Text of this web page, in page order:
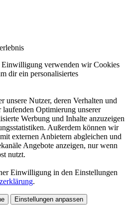
verwenden wir Cookies
dir ein personalisiertes
unsere Nutzer, deren Verhalten und
Optimierung unserer
Werbung und Inhalte anzuzeigen
Außerdem können wir
externen Anbietern abgleichen und
Angebote anzeigen, nur wenn
nutzt.
Einwilligung in den Einstellungen
.
Einstellungen anpassen